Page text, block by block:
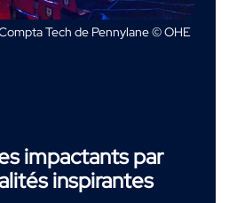
Tech de Pennylane © OHE
impactants par
inspirantes